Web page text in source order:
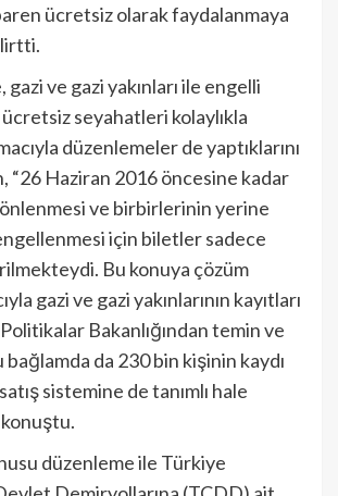
ücretsiz olarak faydalanmaya
ve gazi yakınları ile engelli
seyahatleri kolaylıkla
düzenlemeler de yaptıklarını
“26 Haziran 2016 öncesine kadar
ve birbirlerinin yerine
için biletler sadece
Bu konuya çözüm
gazi ve gazi yakınlarının kayıtları
Bakanlığından temin ve
da 230 bin kişinin kaydı
sistemine de tanımlı hale
düzenleme ile Türkiye